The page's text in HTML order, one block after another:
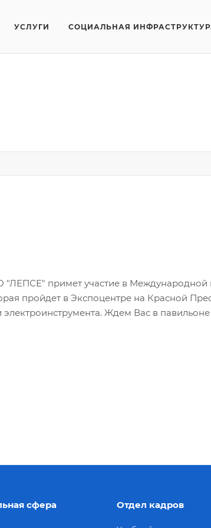
УСЛУГИ СОЦИАЛЬНАЯ
"ЛЕПСЕ" примет участие в Международной
пройдет в Экспоцентре на Красной
Ждем Вас в
сфера Отдел кадров